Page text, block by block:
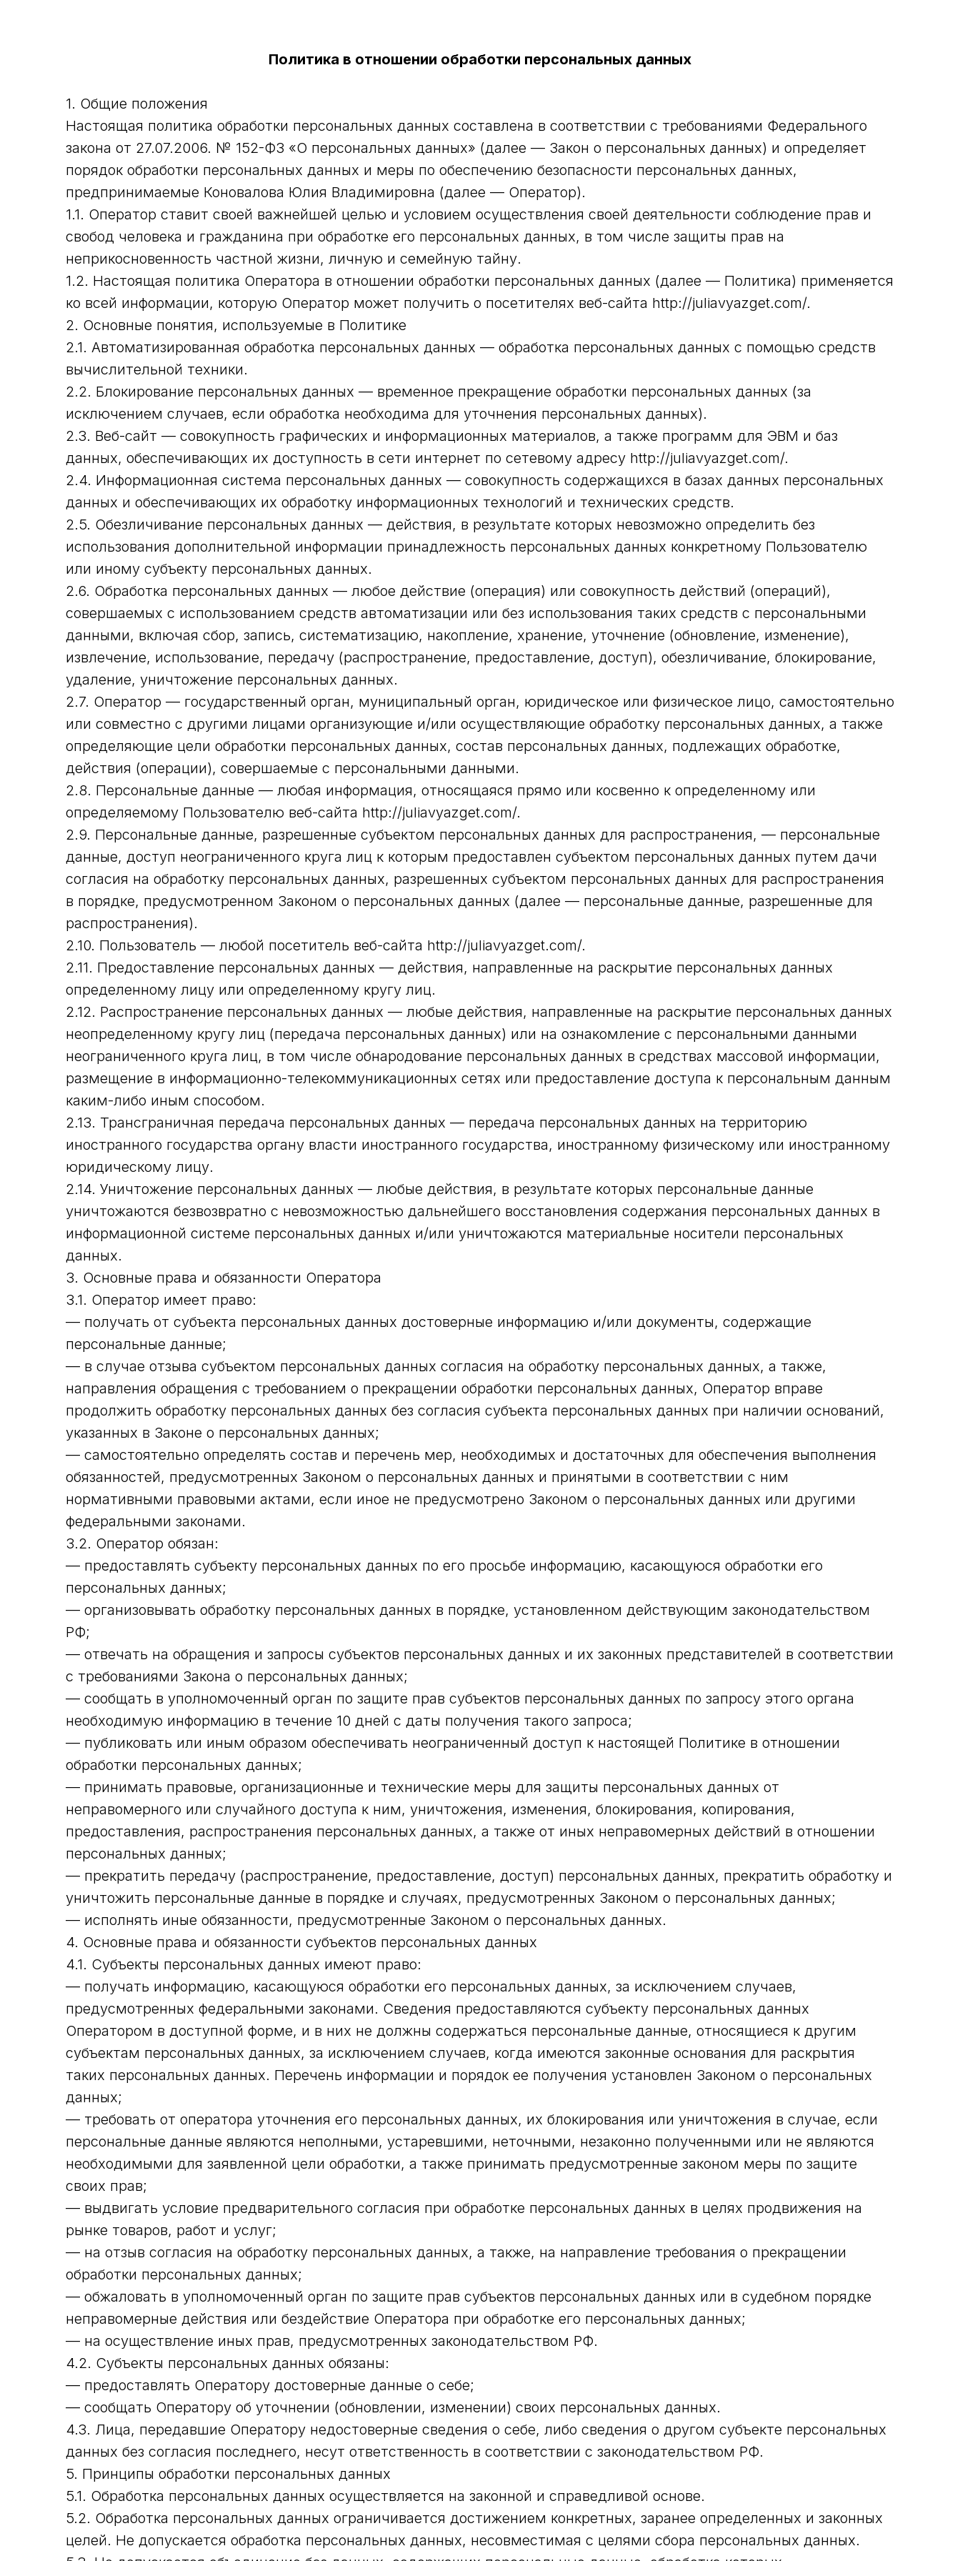
Политика в отношении обработки персональных данных
1. Общие положения
Настоящая политика обработки персональных данных составлена в соответствии с требованиями Федерального
закона от 27.07.2006. № 152-ФЗ «О персональных данных» (далее — Закон о персональных данных) и определяет
порядок обработки персональных данных и меры по обеспечению безопасности персональных данных,
предпринимаемые Коновалова Юлия Владимировна (далее — Оператор).
1.1. Оператор ставит своей важнейшей целью и условием осуществления своей деятельности соблюдение прав и
свобод человека и гражданина при обработке его персональных данных, в том числе защиты прав на
неприкосновенность частной жизни, личную и семейную тайну.
1.2. Настоящая политика Оператора в отношении обработки персональных данных (далее — Политика) применяется
ко всей информации, которую Оператор может получить о посетителях веб-сайта http://juliavyazget.com/.
2. Основные понятия, используемые в Политике
2.1. Автоматизированная обработка персональных данных — обработка персональных данных с помощью средств
вычислительной техники.
2.2. Блокирование персональных данных — временное прекращение обработки персональных данных (за
исключением случаев, если обработка необходима для уточнения персональных данных).
2.3. Веб-сайт — совокупность графических и информационных материалов, а также программ для ЭВМ и баз
данных, обеспечивающих их доступность в сети интернет по сетевому адресу http://juliavyazget.com/.
2.4. Информационная система персональных данных — совокупность содержащихся в базах данных персональных
данных и обеспечивающих их обработку информационных технологий и технических средств.
2.5. Обезличивание персональных данных — действия, в результате которых невозможно определить без
использования дополнительной информации принадлежность персональных данных конкретному Пользователю
или иному субъекту персональных данных.
2.6. Обработка персональных данных — любое действие (операция) или совокупность действий (операций),
совершаемых с использованием средств автоматизации или без использования таких средств с персональными
данными, включая сбор, запись, систематизацию, накопление, хранение, уточнение (обновление, изменение),
извлечение, использование, передачу (распространение, предоставление, доступ), обезличивание, блокирование,
удаление, уничтожение персональных данных.
2.7. Оператор — государственный орган, муниципальный орган, юридическое или физическое лицо, самостоятельно
или совместно с другими лицами организующие и/или осуществляющие обработку персональных данных, а также
определяющие цели обработки персональных данных, состав персональных данных, подлежащих обработке,
действия (операции), совершаемые с персональными данными.
2.8. Персональные данные — любая информация, относящаяся прямо или косвенно к определенному или
определяемому Пользователю веб-сайта http://juliavyazget.com/.
2.9. Персональные данные, разрешенные субъектом персональных данных для распространения, — персональные
данные, доступ неограниченного круга лиц к которым предоставлен субъектом персональных данных путем дачи
согласия на обработку персональных данных, разрешенных субъектом персональных данных для распространения
в порядке, предусмотренном Законом о персональных данных (далее — персональные данные, разрешенные для
распространения).
2.10. Пользователь — любой посетитель веб-сайта http://juliavyazget.com/.
2.11. Предоставление персональных данных — действия, направленные на раскрытие персональных данных
определенному лицу или определенному кругу лиц.
2.12. Распространение персональных данных — любые действия, направленные на раскрытие персональных данных
неопределенному кругу лиц (передача персональных данных) или на ознакомление с персональными данными
неограниченного круга лиц, в том числе обнародование персональных данных в средствах массовой информации,
размещение в информационно-телекоммуникационных сетях или предоставление доступа к персональным данным
каким-либо иным способом.
2.13. Трансграничная передача персональных данных — передача персональных данных на территорию
иностранного государства органу власти иностранного государства, иностранному физическому или иностранному
юридическому лицу.
2.14. Уничтожение персональных данных — любые действия, в результате которых персональные данные
уничтожаются безвозвратно с невозможностью дальнейшего восстановления содержания персональных данных в
информационной системе персональных данных и/или уничтожаются материальные носители персональных
данных.
3. Основные права и обязанности Оператора
3.1. Оператор имеет право:
— получать от субъекта персональных данных достоверные информацию и/или документы, содержащие
персональные данные;
— в случае отзыва субъектом персональных данных согласия на обработку персональных данных, а также,
направления обращения с требованием о прекращении обработки персональных данных, Оператор вправе
продолжить обработку персональных данных без согласия субъекта персональных данных при наличии оснований,
указанных в Законе о персональных данных;
— самостоятельно определять состав и перечень мер, необходимых и достаточных для обеспечения выполнения
обязанностей, предусмотренных Законом о персональных данных и принятыми в соответствии с ним
нормативными правовыми актами, если иное не предусмотрено Законом о персональных данных или другими
федеральными законами.
3.2. Оператор обязан:
— предоставлять субъекту персональных данных по его просьбе информацию, касающуюся обработки его
персональных данных;
— организовывать обработку персональных данных в порядке, установленном действующим законодательством
РФ;
— отвечать на обращения и запросы субъектов персональных данных и их законных представителей в соответствии
с требованиями Закона о персональных данных;
— сообщать в уполномоченный орган по защите прав субъектов персональных данных по запросу этого органа
необходимую информацию в течение 10 дней с даты получения такого запроса;
— публиковать или иным образом обеспечивать неограниченный доступ к настоящей Политике в отношении
обработки персональных данных;
— принимать правовые, организационные и технические меры для защиты персональных данных от
неправомерного или случайного доступа к ним, уничтожения, изменения, блокирования, копирования,
предоставления, распространения персональных данных, а также от иных неправомерных действий в отношении
персональных данных;
— прекратить передачу (распространение, предоставление, доступ) персональных данных, прекратить обработку и
уничтожить персональные данные в порядке и случаях, предусмотренных Законом о персональных данных;
— исполнять иные обязанности, предусмотренные Законом о персональных данных.
4. Основные права и обязанности субъектов персональных данных
4.1. Субъекты персональных данных имеют право:
— получать информацию, касающуюся обработки его персональных данных, за исключением случаев,
предусмотренных федеральными законами. Сведения предоставляются субъекту персональных данных
Оператором в доступной форме, и в них не должны содержаться персональные данные, относящиеся к другим
субъектам персональных данных, за исключением случаев, когда имеются законные основания для раскрытия
таких персональных данных. Перечень информации и порядок ее получения установлен Законом о персональных
данных;
— требовать от оператора уточнения его персональных данных, их блокирования или уничтожения в случае, если
персональные данные являются неполными, устаревшими, неточными, незаконно полученными или не являются
необходимыми для заявленной цели обработки, а также принимать предусмотренные законом меры по защите
своих прав;
— выдвигать условие предварительного согласия при обработке персональных данных в целях продвижения на
рынке товаров, работ и услуг;
— на отзыв согласия на обработку персональных данных, а также, на направление требования о прекращении
обработки персональных данных;
— обжаловать в уполномоченный орган по защите прав субъектов персональных данных или в судебном порядке
неправомерные действия или бездействие Оператора при обработке его персональных данных;
— на осуществление иных прав, предусмотренных законодательством РФ.
4.2. Субъекты персональных данных обязаны:
— предоставлять Оператору достоверные данные о себе;
— сообщать Оператору об уточнении (обновлении, изменении) своих персональных данных.
4.3. Лица, передавшие Оператору недостоверные сведения о себе, либо сведения о другом субъекте персональных
данных без согласия последнего, несут ответственность в соответствии с законодательством РФ.
5. Принципы обработки персональных данных
5.1. Обработка персональных данных осуществляется на законной и справедливой основе.
5.2. Обработка персональных данных ограничивается достижением конкретных, заранее определенных и законных
целей. Не допускается обработка персональных данных, несовместимая с целями сбора персональных данных.